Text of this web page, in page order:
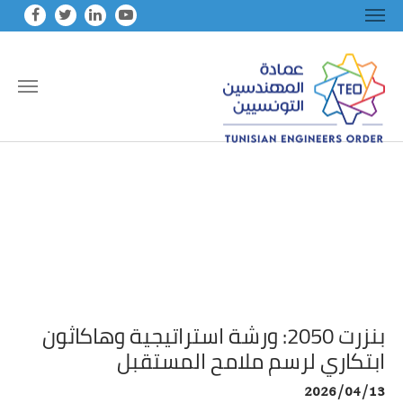
بنزرت 2050: ورشة استراتيجية وهاكاثون
ابتكاري لرسم ملامح المستقبل
2026/04/13